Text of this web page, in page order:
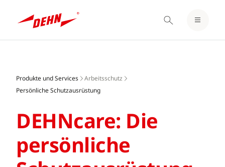
content
EINLOGGEN / REGISTRIEREN
Produkte und Services
Arbeitsschutz
Persönliche Schutzausrüstung
DEHNcare: Die
persönliche